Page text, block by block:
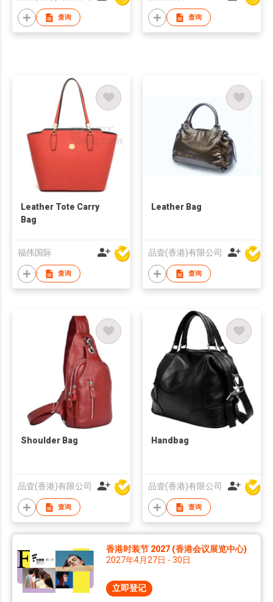
查询 查询
Leather Tote Carry
Bag
福伟国际
查询
Leather Bag
品壹(香港)有限公司
查询
Shoulder Bag
品壹(香港)有限公司
查询
Handbag
品壹(香港)有限公司
查询
香港时装节 2027 (香港会议展览中心)
2027年4月27日 - 30日
立即登记